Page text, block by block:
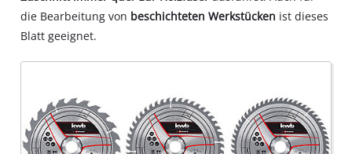
die Bearbeitung von beschichteten Werkstücken ist dieses
Blatt geeignet.